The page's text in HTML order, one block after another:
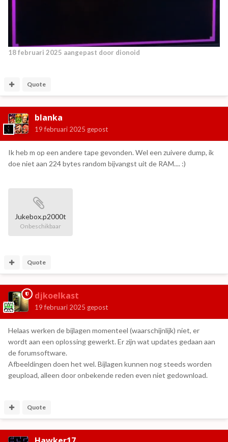
18 februari 2025 aangepast door dionoid
Quote
blanka
19 februari 2025 gepost
Ik heb m op een andere tape gevonden. Wel een zuivere dump, ik
doe niet aan 224 bytes random bijvangst uit de RAM.... :)
Jukebox.p2000t
Onbeschikbaar
Quote
djkoelkast
19 februari 2025 gepost
Helaas werken de bijlagen momenteel (waarschijnlijk) niet, er
wordt aan een oplossing gewerkt. Er zijn wat updates gedaan aan
de forumsoftware.
Afbeeldingen doen het wel. Bijlagen kunnen nog steeds worden
geupload, alleen door onbekende reden even niet gedownload.
Quote